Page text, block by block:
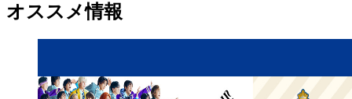
オススメ情報